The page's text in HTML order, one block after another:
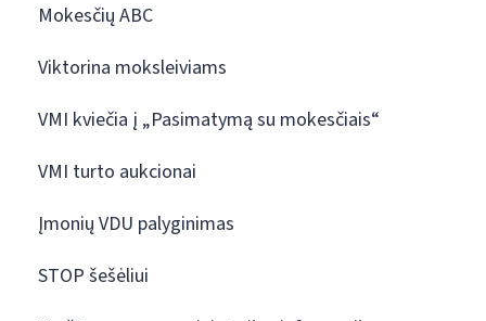
Mokesčių ABC
Viktorina moksleiviams
VMI kviečia į „Pasimatymą su mokesčiais“
VMI turto aukcionai
Įmonių VDU palyginimas
STOP šešėliui